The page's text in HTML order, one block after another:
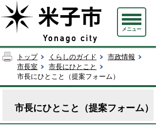
メニュー
トップ くらしのガイド
市政情報
市長室
市長にひとこと
市長にひとこと（提案フォーム）
市長にひとこと（提案フォーム）